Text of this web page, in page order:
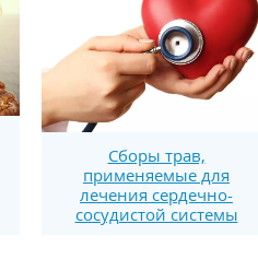
Сборы трав,
применяемые для
лечения сердечно-
сосудистой системы